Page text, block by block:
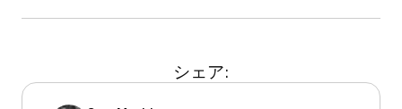
シェア: